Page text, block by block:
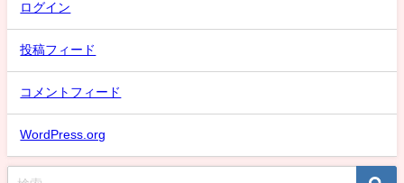
ログイン
投稿フィード
コメントフィード
WordPress.org